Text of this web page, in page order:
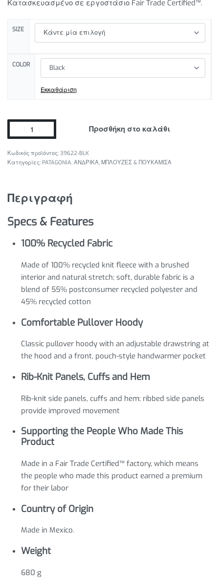
Κατασκευασμένο σε εργοστάσιο Fair Trade Certified™.
SIZE
COLOR
Εκκαθάριση
Προσθήκη στο καλάθι
39622-BLK
Κατηγορίες: PATAGONIA, ΑΝΔΡΙΚΑ, ΜΠΛΟΥΖΕΣ & ΠΟΥΚΑΜΙΣΑ
Περιγραφή
Specs & Features
100% Recycled Fabric
Made of 100% recycled knit fleece with a brushed
interior and natural stretch; soft, durable fabric is a
blend of 55% postconsumer recycled polyester and
45% recycled cotton
Comfortable Pullover Hoody
Classic pullover hoody with an adjustable drawstring at
the hood and a front, pouch-style handwarmer pocket
Rib-Knit Panels, Cuffs and Hem
Rib-knit side panels, cuffs and hem; ribbed side panels
provide improved movement
Supporting the People Who Made This
Product
Made in a Fair Trade Certified™ factory, which means
the people who made this product earned a premium
for their labor
Country of Origin
Made in Mexico.
Weight
680 g